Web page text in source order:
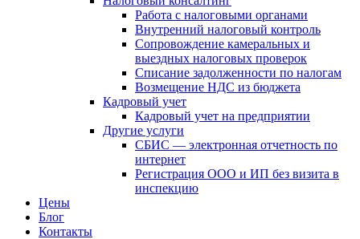
Работа с налоговыми органами
Внутренний налоговый контроль
Сопровождение камеральных и
выездных налоговых проверок
Списание задолженности по налогам
Возмещение НДС из бюджета
Кадровый учет
Кадровый учет на предприятии
Другие услуги
СБИС — электронная отчетность по
интернет
Регистрация ООО и ИП без визита в
инспекцию
Цены
Блог
Контакты